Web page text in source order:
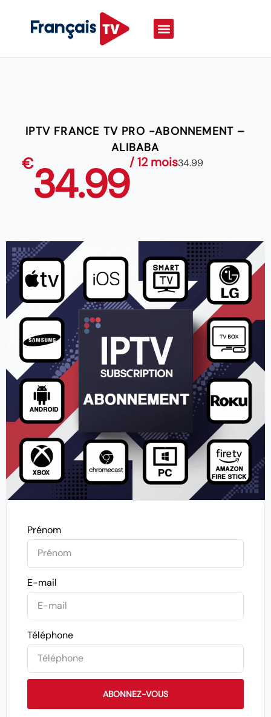
IPTV FRANCE TV PRO -ABONNEMENT –
ALIBABA
€34.99/ 12 mois34.99
Prénom
E-mail
Téléphone
ABONNEZ-VOUS